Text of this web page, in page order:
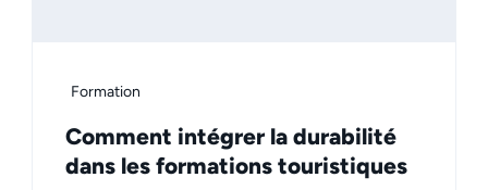
Formation
Comment intégrer la durabilité
dans les formations touristiques